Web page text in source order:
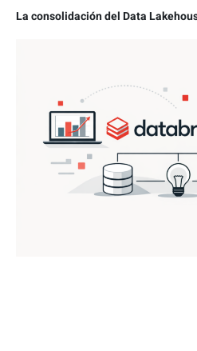
La consolidación del Data